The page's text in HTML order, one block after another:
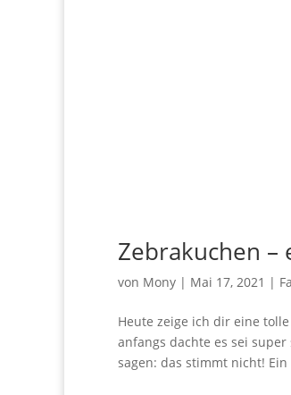
Zebrakuchen –
von Mony | Mai 17, 2021 |
Heute zeige ich dir eine
anfangs dachte es sei
sagen: das stimmt nicht!